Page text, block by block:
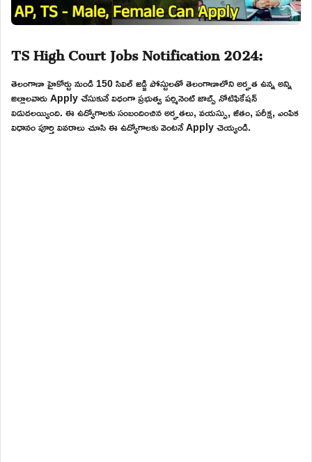
TS High Court Jobs Notification 2024:
తెలంగాణా హైకోర్టు నుండి 150 సివిల్ జడ్జి పోస్టులతో తెలంగాణాలోని అర్హత ఉన్న అన్ని
జిల్లాలవారు Apply చేసుకునే విధంగా ప్రభుత్వ పర్మినెంట్ జాబ్స్ నోటిఫికేషన్
విడుదలయ్యింది. ఈ ఉద్యోగాలకు సంబందించిన అర్హతలు, వయస్సు, జీతం, పరీక్ష, ఎంపిక
విధానం పూర్తి వివరాలు చూసి ఈ ఉద్యోగాలకు వెంటనే Apply చెయ్యండి.